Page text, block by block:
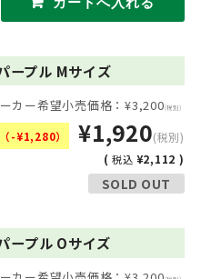
ープル Mサイズ
カー希望小売価格：¥3,200(税別)
（-¥1,280） ¥1,920(税別)
(税込 ¥2,112 )
SOLD OUT
ープル Oサイズ